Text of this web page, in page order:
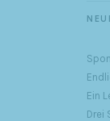
Ein
Drei